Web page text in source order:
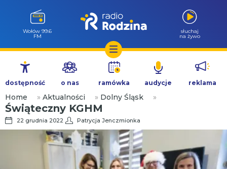
Przejdź
treści
Wołów 99.6
FM
słuchaj
na żywo
dostępność o nas ramówka audycje reklama
Home » Aktualności » Dolny Śląsk »
Świąteczny KGHM
22 grudnia 2022 Patrycja Jenczmionka